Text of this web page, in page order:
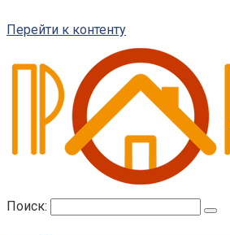
Перейти к контенту
Поиск: